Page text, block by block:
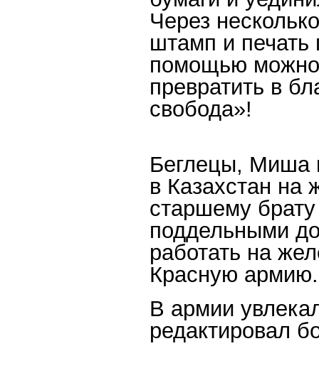
Через
штамп и печать
помощью
превратить в
свобода»!
Беглецы, Миша
в Казахстан на
старшему
поддельными
работать на
Красную армию.
В армии
редактировал